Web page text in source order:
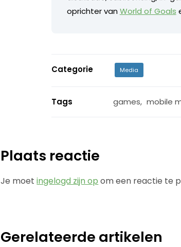
oprichter vanWorld of Goals
Categorie Media
Tags games, mobile
Plaats reactie
Je moetingelogd zijn op om een reactie te
Gerelateerde artikelen